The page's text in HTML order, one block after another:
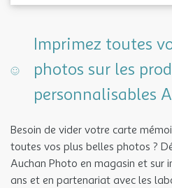
Imprimez toutes
photos sur les
personnalisables
Besoin de vider votre carte
toutes vos plus belles photos ?
Auchan Photo en magasin et sur
ans et en partenariat avec les